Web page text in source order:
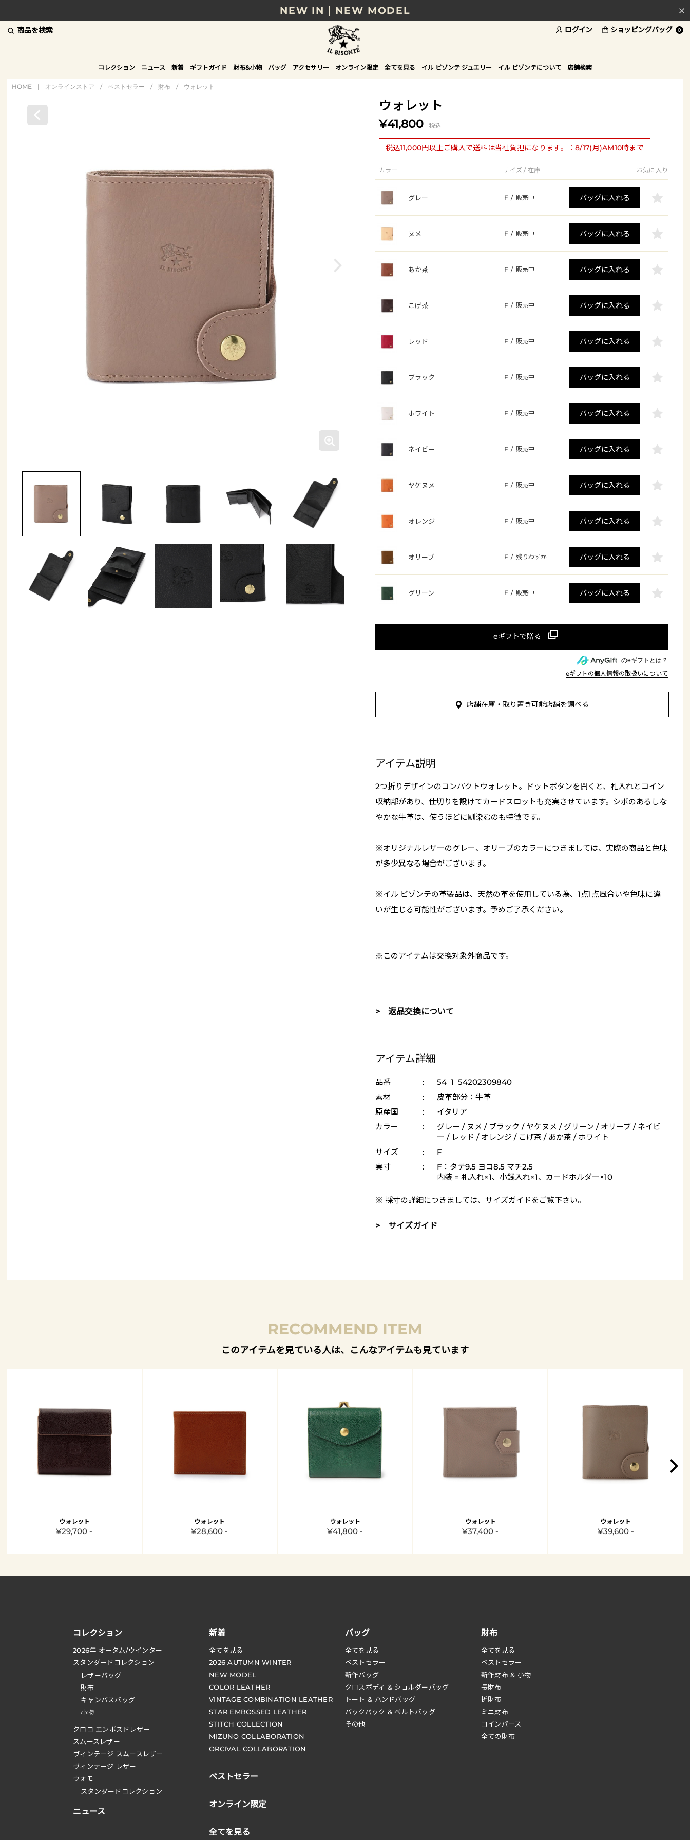
NEW IN｜NEW MODEL
8/17(月)10時まで｜税込11,000円以上で送料無料
贈る相手やシーンから選べる、新しいギフトガイド
NEW IN｜COLOR LEATHER
商品を検索 ログイン ショッピングバッグ 0
コレクション ニュース 新着 ギフトガイド 財布&小物 バッグ アクセサリー オンライン限定 全てを見る イル ビゾンテ ジュエリー イル ビゾンテについて 店舗検索
HOME | オンラインストア / ベストセラー / 財布 / ウォレット
ウォレット
¥41,800 税込
税込11,000円以上ご購入で送料は当社負担になります。：8/17(月)AM10時まで
カラー サイズ / 在庫 お気に入り
グレー F / 販売中 バッグに入れる
ヌメ F / 販売中 バッグに入れる
あか茶 F / 販売中 バッグに入れる
こげ茶 F / 販売中 バッグに入れる
レッド F / 販売中 バッグに入れる
ブラック F / 販売中 バッグに入れる
ホワイト F / 販売中 バッグに入れる
ネイビー F / 販売中 バッグに入れる
ヤケヌメ F / 販売中 バッグに入れる
オレンジ F / 販売中 バッグに入れる
オリーブ F / 残りわずか バッグに入れる
グリーン F / 販売中 バッグに入れる
のeギフトとは？
eギフトの個人情報の取扱いについて
店舗在庫・取り置き可能店舗を調べる
アイテム説明
2つ折りデザインのコンパクトウォレット。ドットボタンを開くと、札入れとコイン
収納部があり、仕切りを設けてカードスロットも充実させています。シボのあるしな
やかな牛革は、使うほどに馴染むのも特徴です。
※オリジナルレザーのグレー、オリーブのカラーにつきましては、実際の商品と色味
が多少異なる場合がございます。
※イル ビゾンテの革製品は、天然の革を使用している為、1点1点風合いや色味に違
いが生じる可能性がございます。予めご了承ください。
※このアイテムは交換対象外商品です。
> 返品交換について
アイテム詳細
品番 :
54_1_54202309840
素材
:
皮革部分：牛革
原産国
:
イタリア
カラー
:
グレー / ヌメ / ブラック / ヤケヌメ / グリーン / オリーブ / ネイビ
ー / レッド / オレンジ / こげ茶 / あか茶 / ホワイト
サイズ
:
F
実寸
:
F：タテ9.5 ヨコ8.5 マチ2.5
内装 = 札入れ×1、小銭入れ×1、カードホルダー×10
※ 採寸の詳細につきましては、 サイズガイドをご覧下さい。
> サイズガイド
RECOMMEND ITEM
このアイテムを見ている人は、こんなアイテムも見ています
ウォレット
¥29,700 -
ウォレット
¥28,600 -
ウォレット
¥41,800 -
ウォレット
¥37,400 -
ウォレット
¥39,600 -
コレクション
2026年 オータム/ウインター
スタンダードコレクション
レザーバッグ
財布
キャンバスバッグ
小物
クロコ エンボスドレザー
スムースレザー
ヴィンテージ スムースレザー
ヴィンテージ レザー
ウォモ
スタンダードコレクション
ニュース
新着
全てを見る
2026 AUTUMN WINTER
NEW MODEL
COLOR LEATHER
VINTAGE COMBINATION LEATHER
STAR EMBOSSED LEATHER
STITCH COLLECTION
MIZUNO COLLABORATION
ORCIVAL COLLABORATION
ベストセラー
オンライン限定
全てを見る
財布
全てを見る
べストセラー
新作財布 & 小物
長財布
折財布
ミニ財布
コインパース
全ての財布
バッグ
全てを見る
ベストセラー
新作バッグ
クロスボディ & ショルダーバッグ
トート & ハンドバッグ
バックパック & ベルトバッグ
その他